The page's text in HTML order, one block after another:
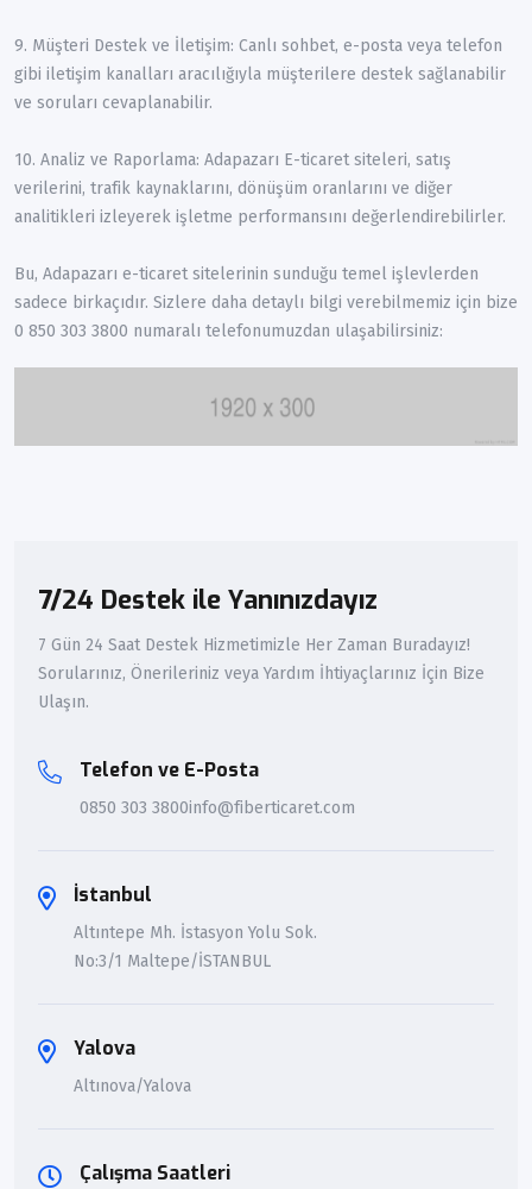
9. Müşteri Destek ve İletişim: Canlı sohbet, e-posta veya telefon
gibi iletişim kanalları aracılığıyla müşterilere destek sağlanabilir
ve soruları cevaplanabilir.
10. Analiz ve Raporlama: Adapazarı E-ticaret siteleri, satış
verilerini, trafik kaynaklarını, dönüşüm oranlarını ve diğer
analitikleri izleyerek işletme performansını değerlendirebilirler.
Bu, Adapazarı e-ticaret sitelerinin sunduğu temel işlevlerden
sadece birkaçıdır. Sizlere daha detaylı bilgi verebilmemiz için bize
0 850 303 3800 numaralı telefonumuzdan ulaşabilirsiniz:
7/24 Destek ile Yanınızdayız
7 Gün 24 Saat Destek Hizmetimizle Her Zaman Buradayız!
Sorularınız, Önerileriniz veya Yardım İhtiyaçlarınız İçin Bize
Ulaşın.
Telefon ve E-Posta
0850 303 3800info@fiberticaret.com
İstanbul
Altıntepe Mh. İstasyon Yolu Sok.
No:3/1 Maltepe/İSTANBUL
Yalova
Altınova/Yalova
Çalışma Saatleri